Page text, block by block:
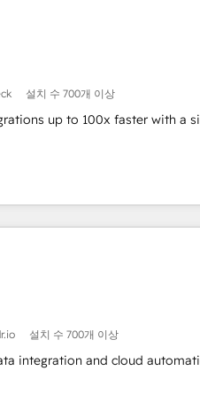
설치 수 700개 이상
up to 100x faster with a
설치 수 700개 이상
integration and cloud